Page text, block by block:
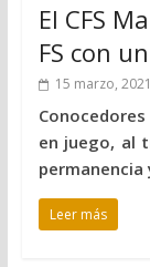
El CFS
FS con
15 marzo, 2021
en juego, al
permanencia
Leer más